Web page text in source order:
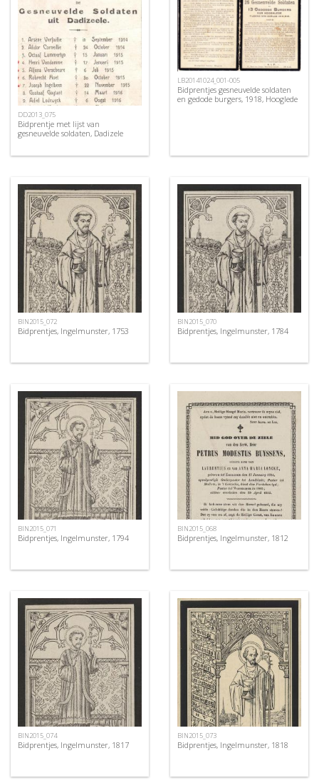
DD2013_075
Bidprentje met lijst van
gesneuvelde soldaten, Dadizele
LB20141024_001-005
Bidprentjes gesneuvelde soldaten
en gedode burgers, 1918, Hooglede
BIN2015_072
Bidprentjes, Ingelmunster, 1753
BIN2015_070
Bidprentjes, Ingelmunster, 1784
BIN2015_071
Bidprentjes, Ingelmunster, 1794
BIN2015_068
Bidprentjes, Ingelmunster, 1812
BIN2015_074
Bidprentjes, Ingelmunster, 1817
BIN2015_073
Bidprentjes, Ingelmunster, 1818